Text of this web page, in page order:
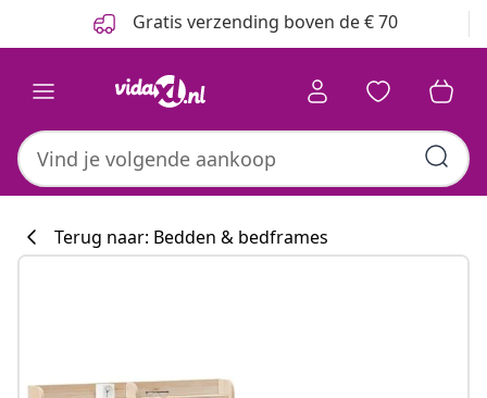
Gratis verzending boven de € 70
Terug naar: Bedden & bedframes